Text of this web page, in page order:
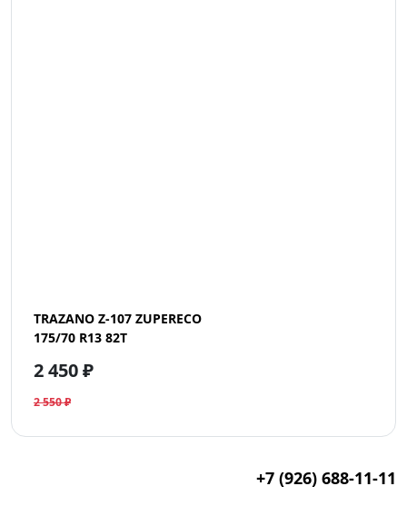
TRAZANO Z-107 ZUPERECO
175/70 R13 82T
2 450 ₽
2 550 ₽
+7 (926) 688-11-11